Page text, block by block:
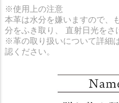
※使用上の注意
本革は水分を嫌いますので、
分をふき取り、 直射日光をさ
※革の取り扱いについて詳細
認ください。